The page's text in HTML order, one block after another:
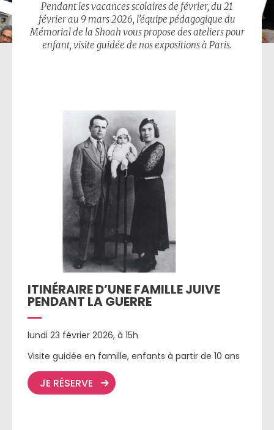
Pendant les vacances scolaires de février, du 21
février au 9 mars 2026, l’équipe pédagogique du
Mémorial de la Shoah vous propose des ateliers pour
enfant, visite guidée de nos expositions à Paris.
ITINÉRAIRE D’UNE FAMILLE JUIVE
PENDANT LA GUERRE
lundi 23 février 2026, à 15h
Visite guidée en famille, enfants à partir de 10 ans
JE RÉSERVE